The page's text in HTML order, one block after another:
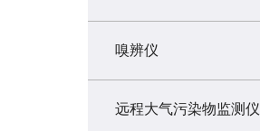
嗅辨仪
远程大气污染物监测仪